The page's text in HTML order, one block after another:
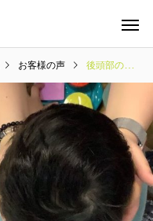
整体
お客様の声 後頭部の歪み、発語の遅れ、足の爪の変形(3歳6ヶ月)